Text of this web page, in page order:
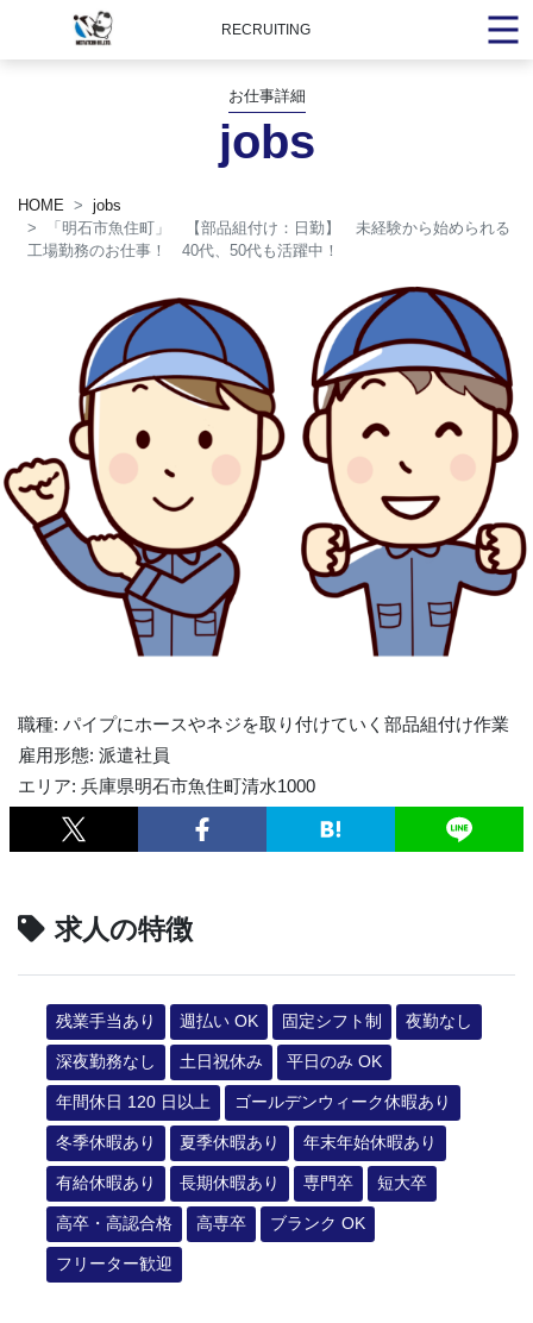
RECRUITING
お仕事詳細
jobs
HOME
jobs
「明石市魚住町」 【部品組付け：日勤】 未経験から始められる
工場勤務のお仕事！ 40代、50代も活躍中！
職種: パイプにホースやネジを取り付けていく部品組付け作業
雇用形態: 派遣社員
エリア: 兵庫県明石市魚住町清水1000
求人の特徴
残業手当あり 週払い OK 固定シフト制 夜勤なし
深夜勤務なし 土日祝休み 平日のみ OK
年間休日 120 日以上 ゴールデンウィーク休暇あり
冬季休暇あり 夏季休暇あり 年末年始休暇あり
有給休暇あり 長期休暇あり 専門卒 短大卒
高卒・高認合格 高専卒 ブランク OK
フリーター歓迎